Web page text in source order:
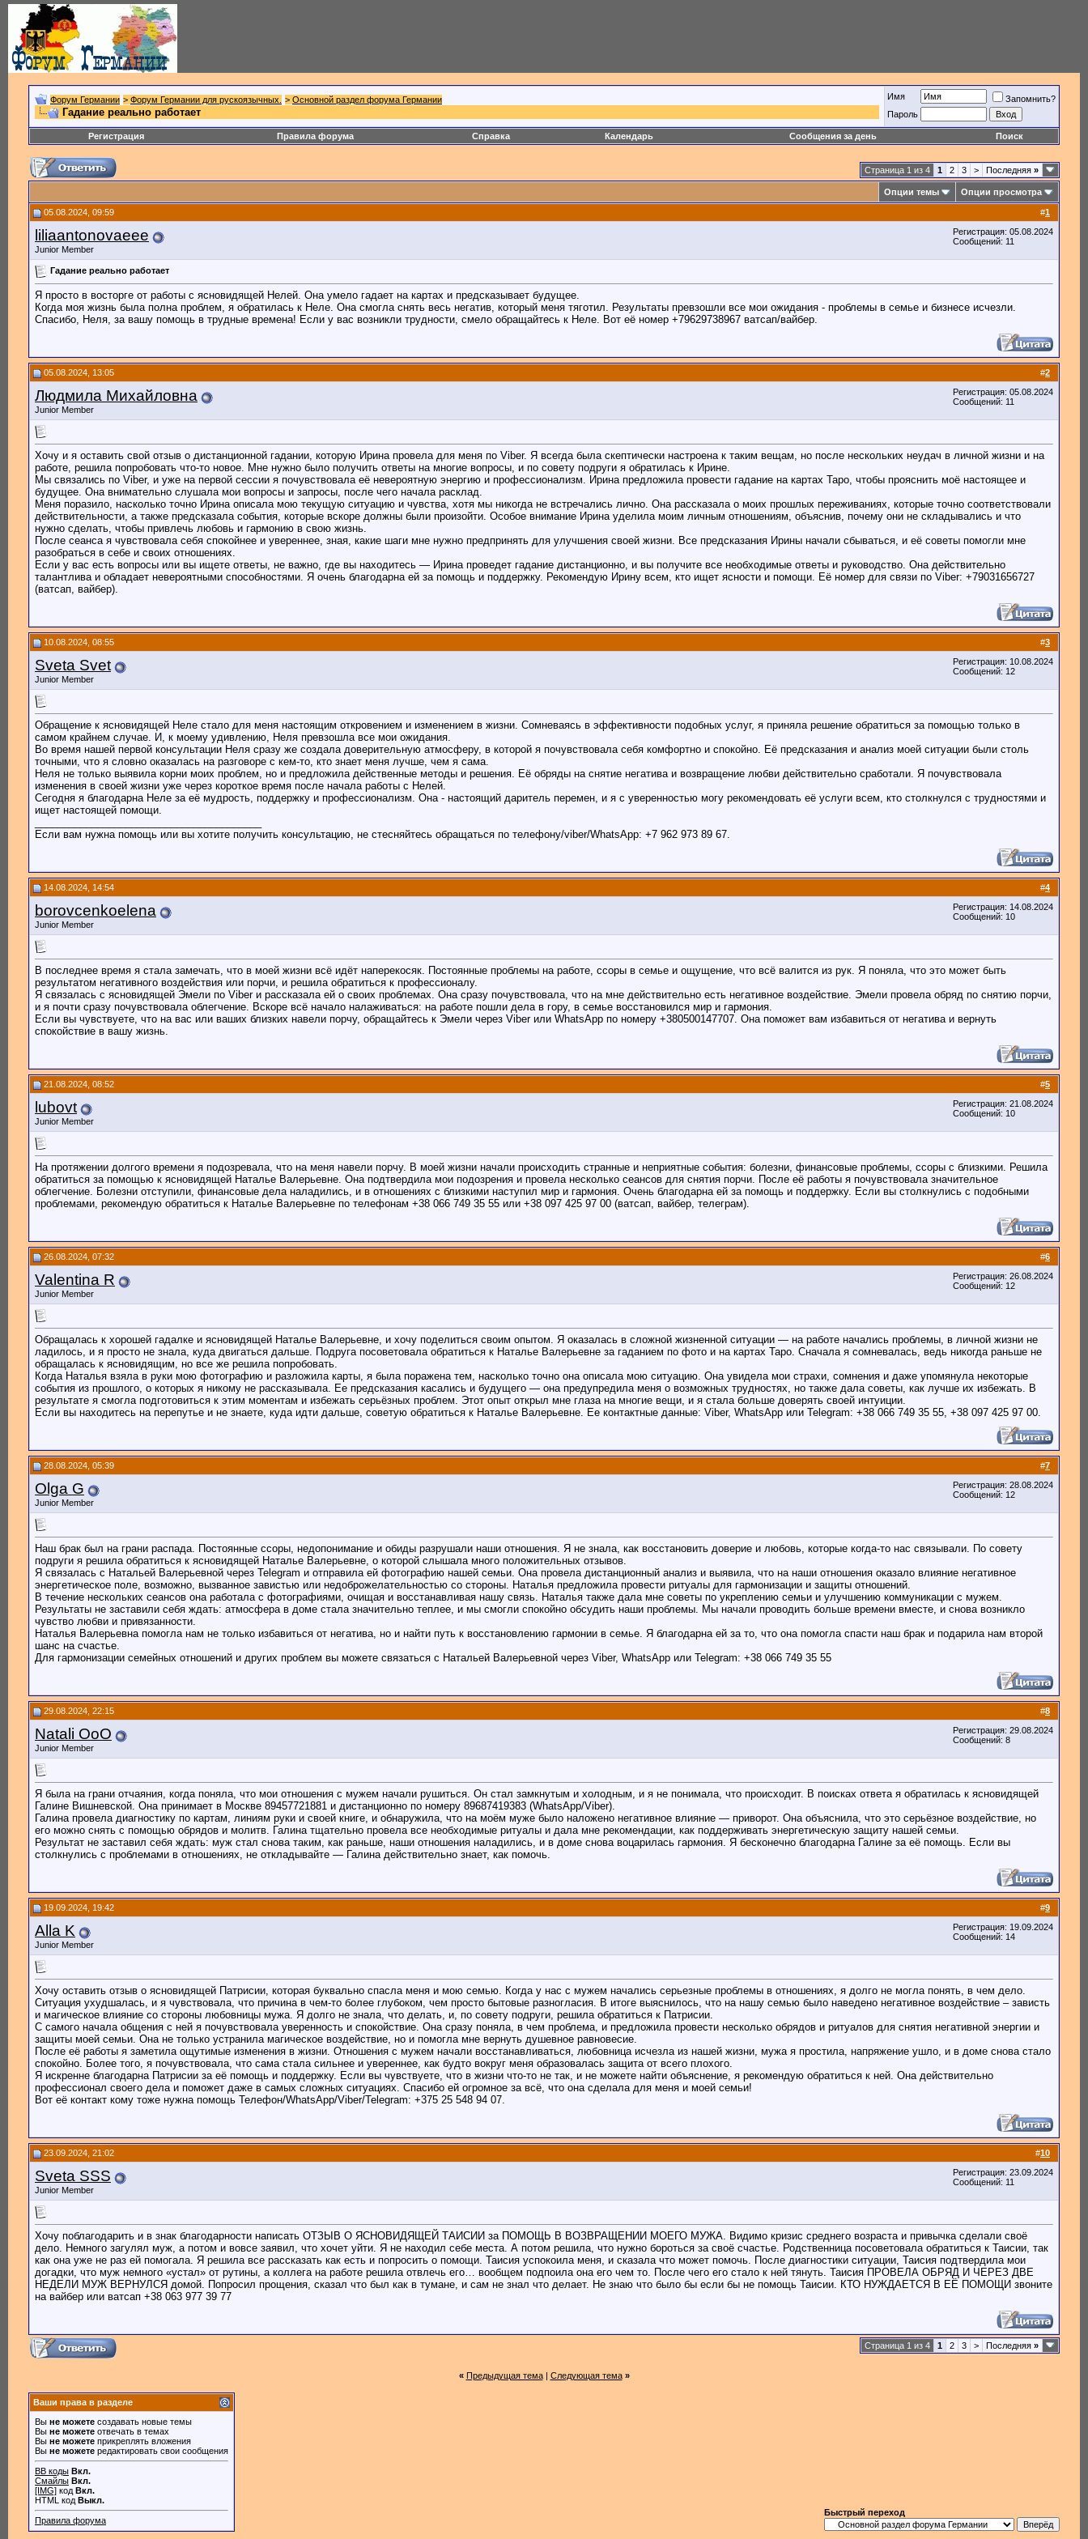
Форум Германии > Форум Германии для рускоязычных. > Основной раздел форума Германии
Гадание реально работает
Имя
Запомнить?
Пароль
Регистрация Правила форума Справка Календарь Сообщения за день Поиск
Страница 1 из 4 1 2 3 > Последняя »
Опции темы Опции просмотра
#1
05.08.2024, 09:59
liliaantonovaeee
Junior Member
Регистрация: 05.08.2024
Сообщений: 11
Гадание реально работает
Я просто в восторге от работы с ясновидящей Нелей. Она умело гадает на картах и предсказывает будущее.
Когда моя жизнь была полна проблем, я обратилась к Неле. Она смогла снять весь негатив, который меня тяготил. Результаты превзошли все мои ожидания - проблемы в семье и бизнесе исчезли.
Спасибо, Неля, за вашу помощь в трудные времена! Если у вас возникли трудности, смело обращайтесь к Неле. Вот её номер +79629738967 ватсап/вайбер.
#2
05.08.2024, 13:05
Людмила Михайловна
Junior Member
Регистрация: 05.08.2024
Сообщений: 11
Хочу и я оставить свой отзыв о дистанционной гадании, которую Ирина провела для меня по Viber. Я всегда была скептически настроена к таким вещам, но после нескольких неудач в личной жизни и на
работе, решила попробовать что-то новое. Мне нужно было получить ответы на многие вопросы, и по совету подруги я обратилась к Ирине.
Мы связались по Viber, и уже на первой сессии я почувствовала её невероятную энергию и профессионализм. Ирина предложила провести гадание на картах Таро, чтобы прояснить моё настоящее и
будущее. Она внимательно слушала мои вопросы и запросы, после чего начала расклад.
Меня поразило, насколько точно Ирина описала мою текущую ситуацию и чувства, хотя мы никогда не встречались лично. Она рассказала о моих прошлых переживаниях, которые точно соответствовали
действительности, а также предсказала события, которые вскоре должны были произойти. Особое внимание Ирина уделила моим личным отношениям, объяснив, почему они не складывались и что
нужно сделать, чтобы привлечь любовь и гармонию в свою жизнь.
После сеанса я чувствовала себя спокойнее и увереннее, зная, какие шаги мне нужно предпринять для улучшения своей жизни. Все предсказания Ирины начали сбываться, и её советы помогли мне
разобраться в себе и своих отношениях.
Если у вас есть вопросы или вы ищете ответы, не важно, где вы находитесь — Ирина проведет гадание дистанционно, и вы получите все необходимые ответы и руководство. Она действительно
талантлива и обладает невероятными способностями. Я очень благодарна ей за помощь и поддержку. Рекомендую Ирину всем, кто ищет ясности и помощи. Её номер для связи по Viber: +79031656727
(ватсап, вайбер).
#3
10.08.2024, 08:55
Sveta Svet
Junior Member
Регистрация: 10.08.2024
Сообщений: 12
Обращение к ясновидящей Неле стало для меня настоящим откровением и изменением в жизни. Сомневаясь в эффективности подобных услуг, я приняла решение обратиться за помощью только в
самом крайнем случае. И, к моему удивлению, Неля превзошла все мои ожидания.
Во время нашей первой консультации Неля сразу же создала доверительную атмосферу, в которой я почувствовала себя комфортно и спокойно. Её предсказания и анализ моей ситуации были столь
точными, что я словно оказалась на разговоре с кем-то, кто знает меня лучше, чем я сама.
Неля не только выявила корни моих проблем, но и предложила действенные методы и решения. Её обряды на снятие негатива и возвращение любви действительно сработали. Я почувствовала
изменения в своей жизни уже через короткое время после начала работы с Нелей.
Сегодня я благодарна Неле за её мудрость, поддержку и профессионализм. Она - настоящий даритель перемен, и я с уверенностью могу рекомендовать её услуги всем, кто столкнулся с трудностями и
ищет настоящей помощи.
Если вам нужна помощь или вы хотите получить консультацию, не стесняйтесь обращаться по телефону/viber/WhatsApp: +7 962 973 89 67.
#4
14.08.2024, 14:54
borovcenkoelena
Junior Member
Регистрация: 14.08.2024
Сообщений: 10
В последнее время я стала замечать, что в моей жизни всё идёт наперекосяк. Постоянные проблемы на работе, ссоры в семье и ощущение, что всё валится из рук. Я поняла, что это может быть
результатом негативного воздействия или порчи, и решила обратиться к профессионалу.
Я связалась с ясновидящей Эмели по Viber и рассказала ей о своих проблемах. Она сразу почувствовала, что на мне действительно есть негативное воздействие. Эмели провела обряд по снятию порчи,
и я почти сразу почувствовала облегчение. Вскоре всё начало налаживаться: на работе пошли дела в гору, в семье восстановился мир и гармония.
Если вы чувствуете, что на вас или ваших близких навели порчу, обращайтесь к Эмели через Viber или WhatsApp по номеру +380500147707. Она поможет вам избавиться от негатива и вернуть
спокойствие в вашу жизнь.
#5
21.08.2024, 08:52
lubovt
Junior Member
Регистрация: 21.08.2024
Сообщений: 10
На протяжении долгого времени я подозревала, что на меня навели порчу. В моей жизни начали происходить странные и неприятные события: болезни, финансовые проблемы, ссоры с близкими. Решила
обратиться за помощью к ясновидящей Наталье Валерьевне. Она подтвердила мои подозрения и провела несколько сеансов для снятия порчи. После её работы я почувствовала значительное
облегчение. Болезни отступили, финансовые дела наладились, и в отношениях с близкими наступил мир и гармония. Очень благодарна ей за помощь и поддержку. Если вы столкнулись с подобными
проблемами, рекомендую обратиться к Наталье Валерьевне по телефонам +38 066 749 35 55 или +38 097 425 97 00 (ватсап, вайбер, телеграм).
#6
26.08.2024, 07:32
Valentina R
Junior Member
Регистрация: 26.08.2024
Сообщений: 12
Обращалась к хорошей гадалке и ясновидящей Наталье Валерьевне, и хочу поделиться своим опытом. Я оказалась в сложной жизненной ситуации — на работе начались проблемы, в личной жизни не
ладилось, и я просто не знала, куда двигаться дальше. Подруга посоветовала обратиться к Наталье Валерьевне за гаданием по фото и на картах Таро. Сначала я сомневалась, ведь никогда раньше не
обращалась к ясновидящим, но все же решила попробовать.
Когда Наталья взяла в руки мою фотографию и разложила карты, я была поражена тем, насколько точно она описала мою ситуацию. Она увидела мои страхи, сомнения и даже упомянула некоторые
события из прошлого, о которых я никому не рассказывала. Ее предсказания касались и будущего — она предупредила меня о возможных трудностях, но также дала советы, как лучше их избежать. В
результате я смогла подготовиться к этим моментам и избежать серьёзных проблем. Этот опыт открыл мне глаза на многие вещи, и я стала больше доверять своей интуиции.
Если вы находитесь на перепутье и не знаете, куда идти дальше, советую обратиться к Наталье Валерьевне. Ее контактные данные: Viber, WhatsApp или Telegram: +38 066 749 35 55, +38 097 425 97 00.
#7
28.08.2024, 05:39
Olga G
Junior Member
Регистрация: 28.08.2024
Сообщений: 12
Наш брак был на грани распада. Постоянные ссоры, недопонимание и обиды разрушали наши отношения. Я не знала, как восстановить доверие и любовь, которые когда-то нас связывали. По совету
подруги я решила обратиться к ясновидящей Наталье Валерьевне, о которой слышала много положительных отзывов.
Я связалась с Натальей Валерьевной через Telegram и отправила ей фотографию нашей семьи. Она провела дистанционный анализ и выявила, что на наши отношения оказало влияние негативное
энергетическое поле, возможно, вызванное завистью или недоброжелательностью со стороны. Наталья предложила провести ритуалы для гармонизации и защиты отношений.
В течение нескольких сеансов она работала с фотографиями, очищая и восстанавливая нашу связь. Наталья также дала мне советы по укреплению семьи и улучшению коммуникации с мужем.
Результаты не заставили себя ждать: атмосфера в доме стала значительно теплее, и мы смогли спокойно обсудить наши проблемы. Мы начали проводить больше времени вместе, и снова возникло
чувство любви и привязанности.
Наталья Валерьевна помогла нам не только избавиться от негатива, но и найти путь к восстановлению гармонии в семье. Я благодарна ей за то, что она помогла спасти наш брак и подарила нам второй
шанс на счастье.
Для гармонизации семейных отношений и других проблем вы можете связаться с Натальей Валерьевной через Viber, WhatsApp или Telegram: +38 066 749 35 55
#8
29.08.2024, 22:15
Natali OoO
Junior Member
Регистрация: 29.08.2024
Сообщений: 8
Я была на грани отчаяния, когда поняла, что мои отношения с мужем начали рушиться. Он стал замкнутым и холодным, и я не понимала, что происходит. В поисках ответа я обратилась к ясновидящей
Галине Вишневской. Она принимает в Москве 89457721881 и дистанционно по номеру 89687419383 (WhatsApp/Viber).
Галина провела диагностику по картам, линиям руки и своей книге, и обнаружила, что на моём муже было наложено негативное влияние — приворот. Она объяснила, что это серьёзное воздействие, но
его можно снять с помощью обрядов и молитв. Галина тщательно провела все необходимые ритуалы и дала мне рекомендации, как поддерживать энергетическую защиту нашей семьи.
Результат не заставил себя ждать: муж стал снова таким, как раньше, наши отношения наладились, и в доме снова воцарилась гармония. Я бесконечно благодарна Галине за её помощь. Если вы
столкнулись с проблемами в отношениях, не откладывайте — Галина действительно знает, как помочь.
#9
19.09.2024, 19:42
Alla K
Junior Member
Регистрация: 19.09.2024
Сообщений: 14
Хочу оставить отзыв о ясновидящей Патрисии, которая буквально спасла меня и мою семью. Когда у нас с мужем начались серьезные проблемы в отношениях, я долго не могла понять, в чем дело.
Ситуация ухудшалась, и я чувствовала, что причина в чем-то более глубоком, чем просто бытовые разногласия. В итоге выяснилось, что на нашу семью было наведено негативное воздействие – зависть
и магическое влияние со стороны любовницы мужа. Я долго не знала, что делать, и, по совету подруги, решила обратиться к Патрисии.
С самого начала общения с ней я почувствовала уверенность и спокойствие. Она сразу поняла, в чем проблема, и предложила провести несколько обрядов и ритуалов для снятия негативной энергии и
защиты моей семьи. Она не только устранила магическое воздействие, но и помогла мне вернуть душевное равновесие.
После её работы я заметила ощутимые изменения в жизни. Отношения с мужем начали восстанавливаться, любовница исчезла из нашей жизни, мужа я простила, напряжение ушло, и в доме снова стало
спокойно. Более того, я почувствовала, что сама стала сильнее и увереннее, как будто вокруг меня образовалась защита от всего плохого.
Я искренне благодарна Патрисии за её помощь и поддержку. Если вы чувствуете, что в жизни что-то не так, и не можете найти объяснение, я рекомендую обратиться к ней. Она действительно
профессионал своего дела и поможет даже в самых сложных ситуациях. Спасибо ей огромное за всё, что она сделала для меня и моей семьи!
Вот её контакт кому тоже нужна помощь Телефон/WhatsApp/Viber/Telegram: +375 25 548 94 07.
#10
23.09.2024, 21:02
Sveta SSS
Junior Member
Регистрация: 23.09.2024
Сообщений: 11
Хочу поблагодарить и в знак благодарности написать ОТЗЫВ О ЯСНОВИДЯЩЕЙ ТАИСИИ за ПОМОЩЬ В ВОЗВРАЩЕНИИ МОЕГО МУЖА. Видимо кризис среднего возраста и привычка сделали своё
дело. Немного загулял муж, а потом и вовсе заявил, что хочет уйти. Я не находил себе места. А потом решила, что нужно бороться за своё счастье. Родственница посоветовала обратиться к Таисии, так
как она уже не раз ей помогала. Я решила все рассказать как есть и попросить о помощи. Таисия успокоила меня, и сказала что может помочь. После диагностики ситуации, Таисия подтвердила мои
догадки, что муж немного «устал» от рутины, а коллега на работе решила отвлечь его… вообщем подпоила она его чем то. После чего его стало к ней тянуть. Таисия ПРОВЕЛА ОБРЯД И ЧЕРЕЗ ДВЕ
НЕДЕЛИ МУЖ ВЕРНУЛСЯ домой. Попросил прощения, сказал что был как в тумане, и сам не знал что делает. Не знаю что было бы если бы не помощь Таисии. КТО НУЖДАЕТСЯ В ЕЁ ПОМОЩИ звоните
на вайбер или ватсап +38 063 977 39 77
Страница 1 из 4 1 2 3 > Последняя »
« Предыдущая тема| Следующая тема »
Ваши права в разделе
Вы не можете создавать новые темы
Вы не можете отвечать в темах
Вы не можете прикреплять вложения
Вы не можете редактировать свои сообщения
BB коды Вкл.
Смайлы Вкл.
[IMG] код Вкл.
HTML код Выкл.
Правила форума
Быстрый переход